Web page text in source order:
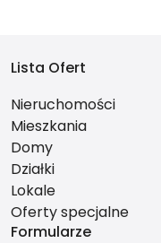
Lista Ofert
Nieruchomości
Mieszkania
Domy
Działki
Lokale
Oferty specjalne
Formularze